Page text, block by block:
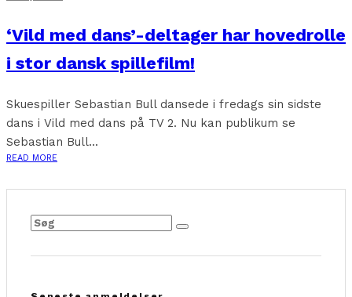
‘Vild med dans’-deltager har hovedrolle
i stor dansk spillefilm!
Skuespiller Sebastian Bull dansede i fredags sin sidste
dans i Vild med dans på TV 2. Nu kan publikum se
Sebastian Bull...
READ MORE